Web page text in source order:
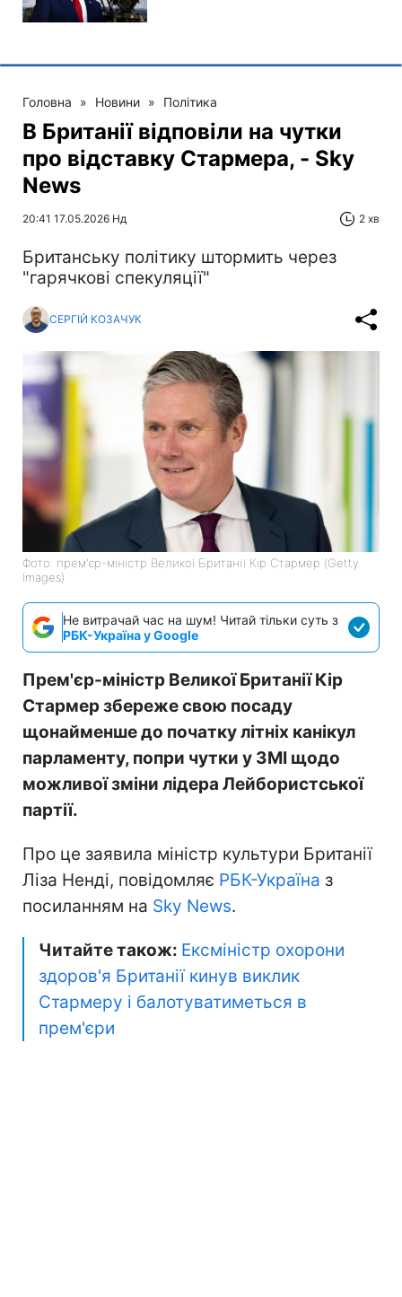
Головна » Новини » Політика
В Британії відповіли на чутки
про відставку Стармера, - Sky
News
20:41 17.05.2026 Нд 2 хв
Британську політику штормить через
"гарячкові спекуляції"
СЕРГІЙ КОЗАЧУК
Фото: прем'єр-міністр Великої Британії Кір Стармер (Getty
Images)
Не витрачай час на шум! Читай тільки суть з
РБК-Україна у Google
Прем'єр-міністр Великої Британії Кір
Стармер збереже свою посаду
щонайменше до початку літніх канікул
парламенту, попри чутки у ЗМІ щодо
можливої зміни лідера Лейбористської
партії.
Про це заявила міністр культури Британії
Ліза Ненді, повідомляє РБК-Україна з
посиланням на Sky News.
Читайте також: Ексміністр охорони
здоров'я Британії кинув виклик
Стармеру і балотуватиметься в
прем'єри